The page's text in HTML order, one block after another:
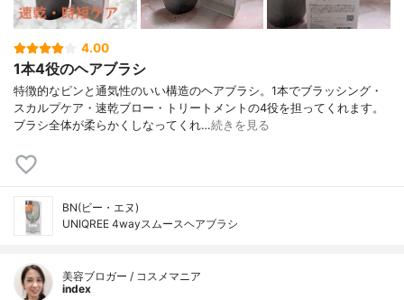
4.00
1本4役のヘアブラシ
特徴的なピンと通気性のいい構造のヘアブラシ。1本でブラッシング・
スカルプケア・速乾ブロー・トリートメントの4役を担ってくれます。
ブラシ全体が柔らかくしなってくれ…続きを見る
BN(ビー・エヌ)
UNIQREE 4wayスムースヘアブラシ
美容ブロガー / コスメマニア
index